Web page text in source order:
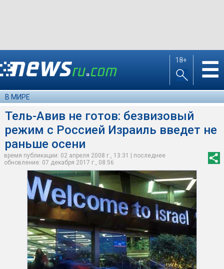
18+ ☰
В МИРЕ
Тель-Авив не готов: безвизовый
режим с Россией Израиль введет не
раньше осени
время публикации: 02 апреля 2008 г., 13:31 | последнее
обновление: 07 декабря 2017 г., 08:56